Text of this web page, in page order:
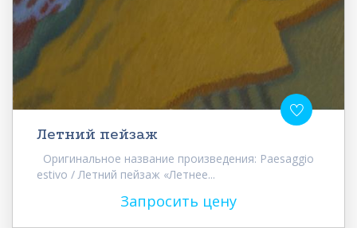
Летний пейзаж
Оригинальное название произведения: Paesaggio
estivo / Летний пейзаж «Летнее...
Запросить цену